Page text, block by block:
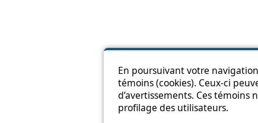
En poursuivant votre
témoins (cookies). Ceux-ci
d’avertissements. Ces
profilage des utilisateurs.